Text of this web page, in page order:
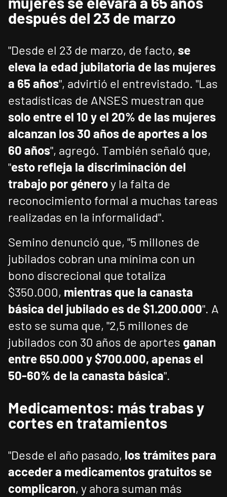
después del 23 de marzo
"Desde el 23 de marzo, de facto, se
eleva la edad jubilatoria de las mujeres
a 65 años", advirtió el entrevistado. "Las
estadísticas de ANSES muestran que
solo entre el 10 y el 20% de las mujeres
alcanzan los 30 años de aportes a los
60 años", agregó. También señaló que,
"esto refleja la discriminación del
trabajo por géneroy la falta de
reconocimiento formal a muchas tareas
realizadas en la informalidad".
Semino denunció que, "5 millones de
jubilados cobran una mínima con un
bono discrecional que totaliza
$350.000, mientras que la canasta
básica del jubilado es de $1.200.000". A
esto se suma que, "2,5 millones de
jubilados con 30 años de aportes ganan
entre 650.000 y $700.000, apenas el
50-60% de la canasta básica".
Medicamentos: más trabas y
cortes en tratamientos
"Desde el año pasado, los trámites para
acceder a medicamentos gratuitos se
complicaron, y ahora suman más